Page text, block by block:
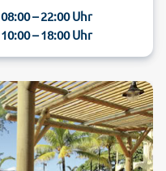
08:00 – 22:00 Uhr
10:00 – 18:00 Uhr